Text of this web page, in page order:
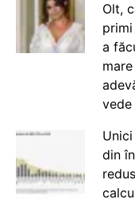
Olt,
a
vede
din